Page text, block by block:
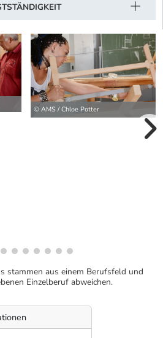
© AMS / Chloe Potter
stammen aus einem Berufsfeld und
Einzelberuf abweichen.